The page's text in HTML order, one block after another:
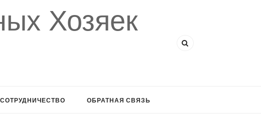
Хозяек
СОТРУДНИЧЕСТВО ОБРАТНАЯ СВЯЗЬ